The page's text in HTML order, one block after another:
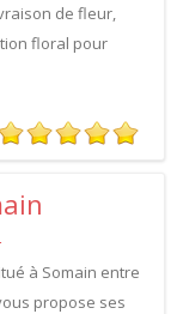
de fleur,
floral pour
à Somain entre
propose ses